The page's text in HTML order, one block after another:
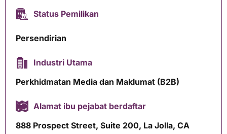
Status Pemilikan
Persendirian
Industri Utama
Perkhidmatan Media dan Maklumat (B2B)
Alamat ibu pejabat berdaftar
888 Prospect Street, Suite 200, La Jolla, CA